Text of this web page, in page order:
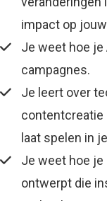
impact op
Je weet hoe je
campagnes.
Je leert over
contentcreatie
laat spelen in
Je weet hoe
ontwerpt die